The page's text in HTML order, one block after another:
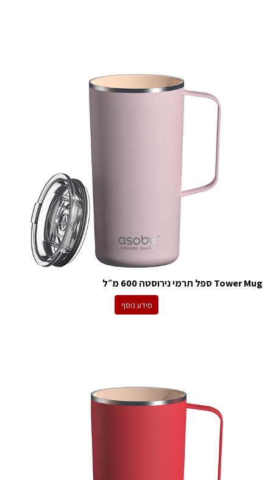
Tower Mug ספל תרמי נירוסטה 600 מ״ל
מידע נוסף